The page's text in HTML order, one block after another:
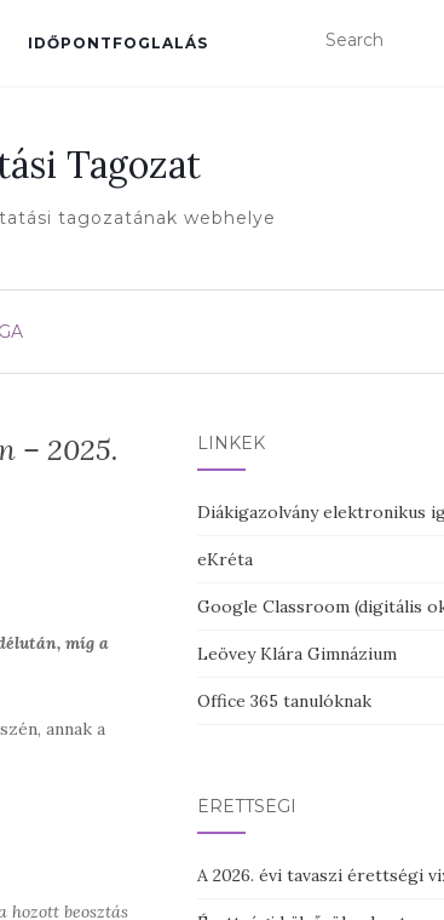
IDŐPONTFOGLALÁS
Tagozat
tagozatának webhelye
– 2025.
míg a
annak a
hozott beosztás
LINKEK
Diákigazolvány elektronikus
eKréta
Google Classroom (digitális
Leövey Klára Gimnázium
Office 365 tanulóknak
ÉRETTSÉGI
A 2026. évi tavaszi érettségi